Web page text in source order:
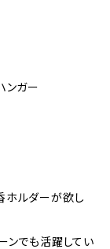
ガー
ホルダーが欲し
ンでも活躍してい